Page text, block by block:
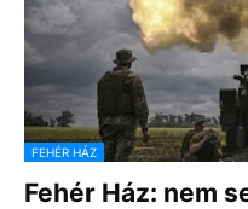
FEHÉR HÁZ
Fehér Ház: nem